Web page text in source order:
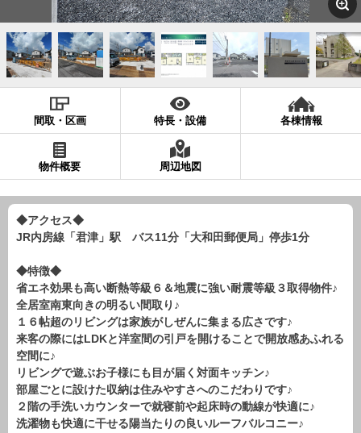
間取・区画 特長・設備 各棟情報
物件概要 周辺地図
◆アクセス◆
JR内房線「君津」駅 バス11分「大和田郵便局」停歩1分
◆特徴◆
省エネ効果も高い断熱等級６＆地震に強い耐震等級３取得物件♪
全居室南東向きの明るい間取り♪
１６帖超のリビングは家族がしぜんに集まる広さです♪
来客の際にはLDKと洋室間の引戸を開けることで開放感あふれる
空間に♪
リビングで遊ぶお子様にも目が届く対面キッチン♪
部屋ごとに設けた収納は住みやすさへのこだわりです♪
２階の手洗いカウンターで就寝前や起床時の動線が快適に♪
洗濯物も快適に干せる陽当たりの良いルーフバルコニー♪
神奈川支店
沖縄支店
現地販売会情報
千葉本店 松戸支店 成田支店 木更津支店
東京支店
神奈川支店
スタッフ紹介
千葉本店 成田支店
神奈川支店
沖縄支店
売却査定 会社案内
お問い合わせ
プライバシーポリシー
物件検索
新築一戸建
エリアから探す
路線から探す